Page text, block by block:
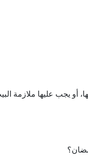
أو يجب عليها ملازمة